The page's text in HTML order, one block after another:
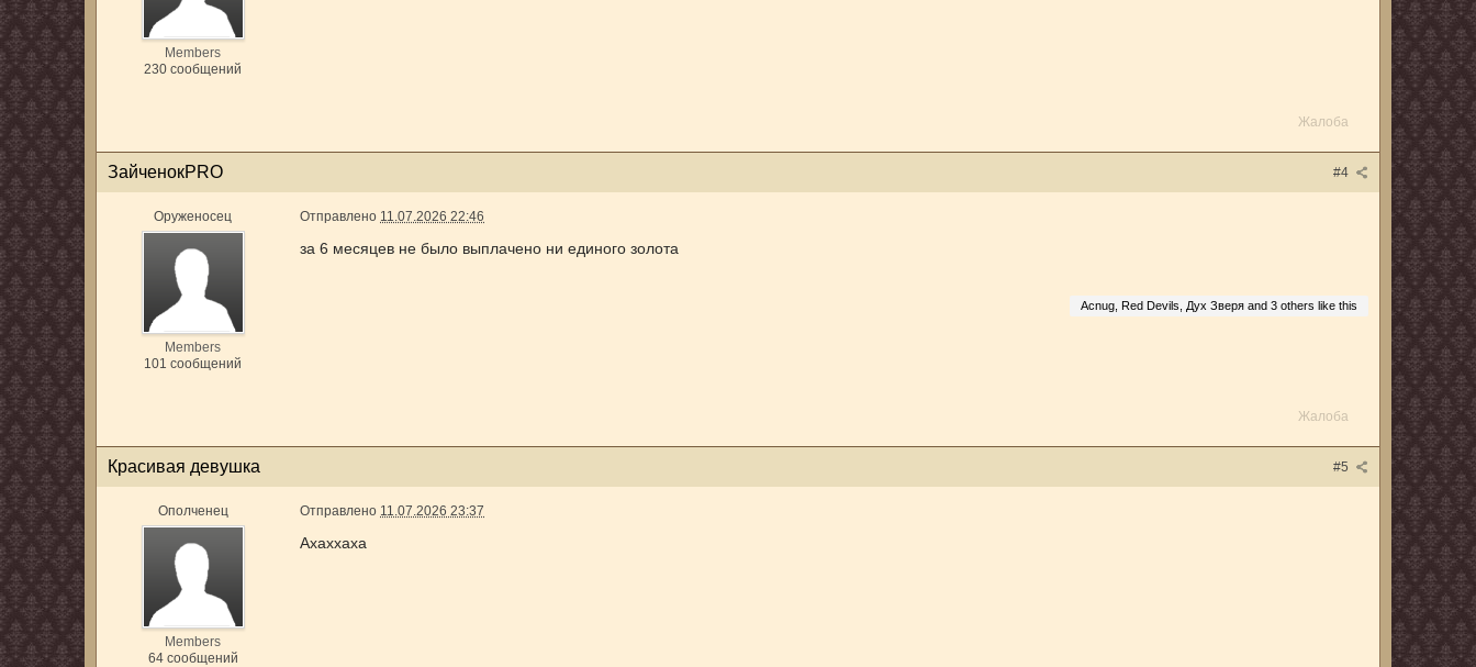
Members
230 сообщений
Жалоба
#4
ЗайченокPRO
Оруженосец
Members
101 сообщений
Отправлено 11.07.2026 22:46
за 6 месяцев не было выплачено ни единого золота
Acnug, Red Devils, Дух Зверя and 3 others like this
Жалоба
#5
Красивая девушка
Ополченец
Members
64 сообщений
Отправлено 11.07.2026 23:37
Ахаххаха